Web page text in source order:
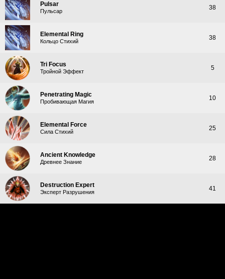
Pulsar
Пульсар 38
Elemental Ring
Кольцо Стихий 38
Tri Focus
Тройной Эффект 5
Penetrating Magic
Пробивающая Магия 10
Elemental Force
Сила Стихий 25
Ancient Knowledge
Древнее Знание 28
Destruction Expert
Эксперт Разрушения 41